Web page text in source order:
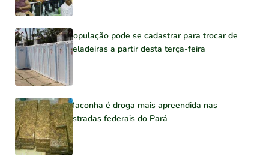
População pode se cadastrar para trocar de
geladeiras a partir desta terça-feira
Maconha é droga mais apreendida nas
estradas federais do Pará